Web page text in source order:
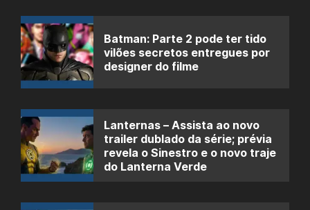
Batman: Parte 2 pode ter tido
vilões secretos entregues por
designer do filme
Lanternas – Assista ao novo
trailer dublado da série; prévia
revela o Sinestro e o novo traje
do Lanterna Verde